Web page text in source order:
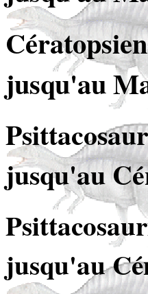
jusqu'au
jusqu'au
jusqu'au